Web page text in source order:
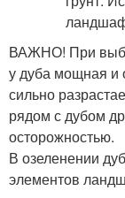
ВАЖНО! При
у дуба мощная и
сильно
рядом с дубом
осторожностью.
В озеленении
элементов